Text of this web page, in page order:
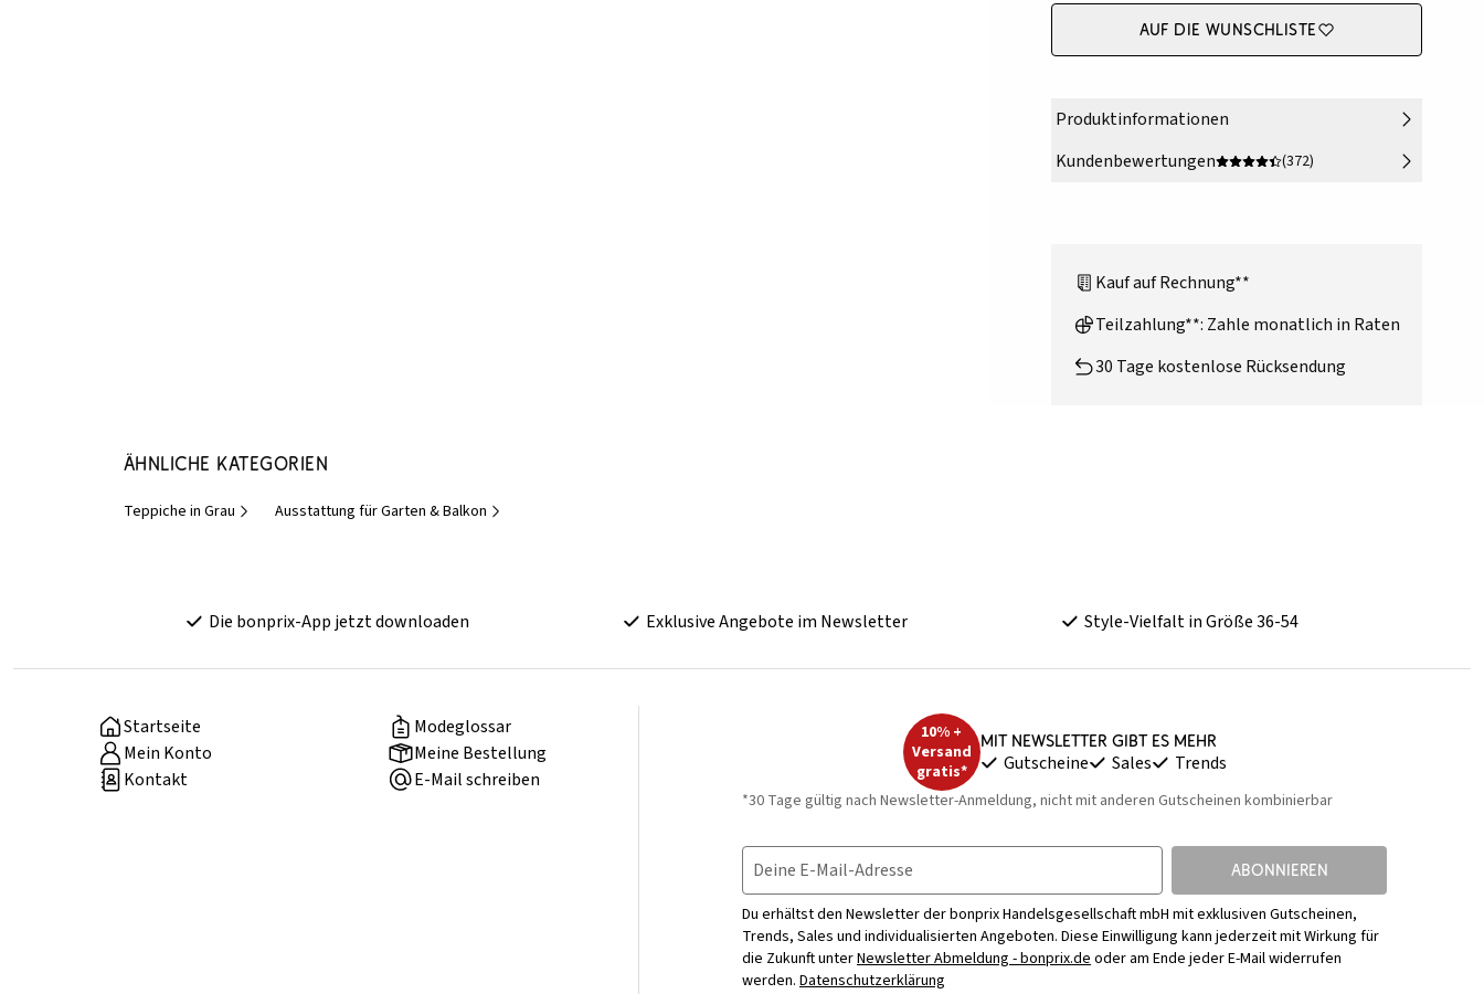
Auf die Wunschliste
Produktinformationen
Kundenbewertungen
(372)
Kauf auf Rechnung**
Teilzahlung**: Zahle monatlich in Raten
30 Tage kostenlose Rücksendung
Ähnliche Kategorien
Teppiche in Grau Ausstattung für Garten & Balkon
Die bonprix-App jetzt downloaden Exklusive Angebote im Newsletter Style-Vielfalt in Größe 36-54
Startseite
Modeglossar
Mein Konto
Meine Bestellung
Kontakt
E-Mail schreiben
10% +
Versand
gratis*
Mit Newsletter gibt es mehr
Gutscheine Sales Trends
*30 Tage gültig nach Newsletter-Anmeldung, nicht mit anderen Gutscheinen kombinierbar
Deine E-Mail-Adresse ABONNIEREN
Du erhältst den Newsletter der bonprix Handelsgesellschaft mbH mit exklusiven Gutscheinen,
Trends, Sales und individualisierten Angeboten. Diese Einwilligung kann jederzeit mit Wirkung für
die Zukunft unterNewsletter Abmeldung - bonprix.deoder am Ende jeder E-Mail widerrufen
werden. Datenschutzerklärung